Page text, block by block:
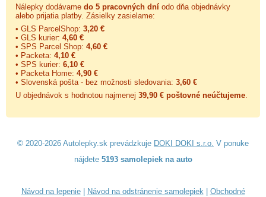
Nálepky dodávame do 5 pracovných dní odo dňa objednávky
alebo prijatia platby. Zásielky zasielame:
• GLS ParcelShop: 3,20 €
• GLS kurier: 4,60 €
• SPS Parcel Shop: 4,60 €
• Packeta: 4,10 €
• SPS kurier: 6,10 €
• Packeta Home: 4,90 €
• Slovenská pošta - bez možnosti sledovania: 3,60 €
U objednávok s hodnotou najmenej 39,90 € poštovné neúčtujeme
© 2020-2026 Autolepky.sk prevádzkuje DOKI DOKI s.r.o. V ponuke
nájdete 5193 samolepiek na auto
Návod na lepenie| Návod na odstránenie samolepiek| Obchodné